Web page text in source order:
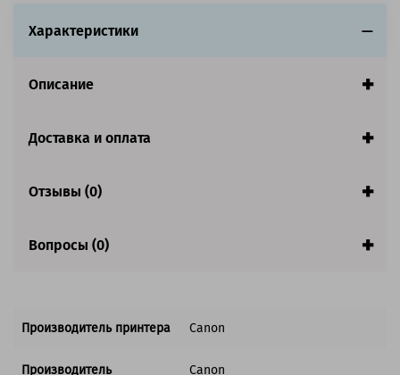
Вид товара:Картридж струйный
Ресурс:340 страниц формата А4 при 5%
Совместим с аппаратами
Характеристики
Описание
Доставка и оплата
Отзывы (0)
Вопросы (0)
Производитель принтера Canon
Производитель Canon